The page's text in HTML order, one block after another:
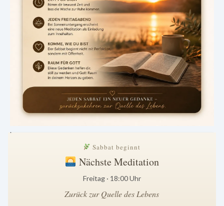
.
Sabbat beginnt
Nächste Meditation
Freitag · 18:00 Uhr
Zurück zur Quelle des Lebens